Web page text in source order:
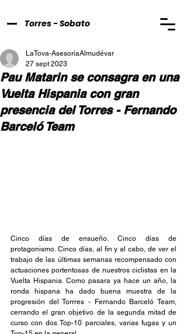
Torres - Sobato
Pau Matarin se consagra en una
Vuelta Hispania con gran
presencia del Torres - Fernando
Barceló Team
LaTova-AsesoríaAlmudévar
27 sept 2023
Cinco días de ensueño. Cinco días de
protagonismo. Cinco días, al fin y al cabo, de ver el
trabajo de las últimas semanas recompensado con
actuaciones portentosas de nuestros ciclistas en la
Vuelta Hispania. Como pasara ya hace un año, la
ronda hispana ha dado buena muestra de la
progresión del Torrres - Fernando Barceló Team,
cerrando el gran objetivo de la segunda mitad de
curso con dos Top-10 parciales, varias fugas y un